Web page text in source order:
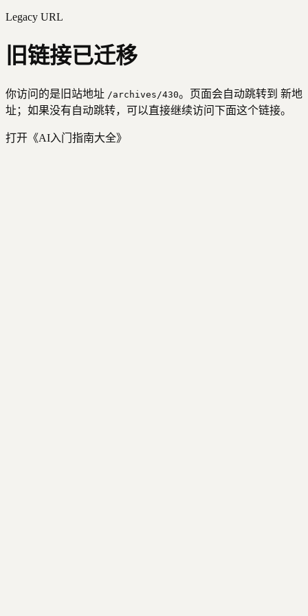
Legacy URL
旧链接已迁移
你访问的是旧站地址 /archives/430。页面会自动跳转到 新地
址；如果没有自动跳转，可以直接继续访问下面这个链接。
打开《AI入门指南大全》